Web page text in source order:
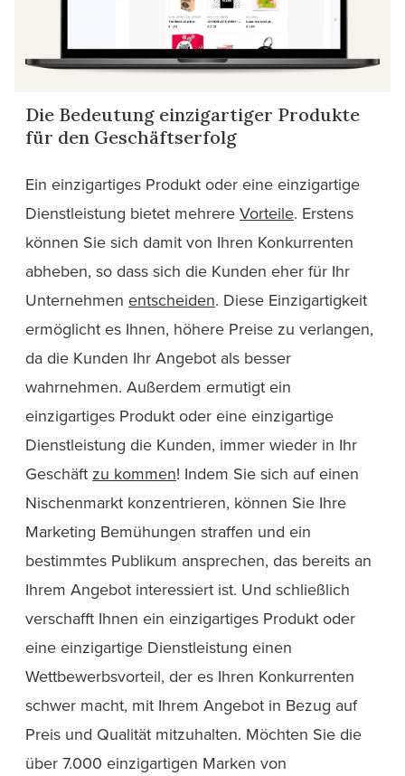
Die Bedeutung einzigartiger Produkte
für den Geschäftserfolg
Ein einzigartiges Produkt oder eine einzigartige
Dienstleistung bietet mehrere Vorteile. Erstens
können Sie sich damit von Ihren Konkurrenten
abheben, so dass sich die Kunden eher für Ihr
Unternehmen entscheiden. Diese Einzigartigkeit
ermöglicht es Ihnen, höhere Preise zu verlangen,
da die Kunden Ihr Angebot als besser
wahrnehmen. Außerdem ermutigt ein
einzigartiges Produkt oder eine einzigartige
Dienstleistung die Kunden, immer wieder in Ihr
Geschäft zu kommen! Indem Sie sich auf einen
Nischenmarkt konzentrieren, können Sie Ihre
Marketing Bemühungen straffen und ein
bestimmtes Publikum ansprechen, das bereits an
Ihrem Angebot interessiert ist. Und schließlich
verschafft Ihnen ein einzigartiges Produkt oder
eine einzigartige Dienstleistung einen
Wettbewerbsvorteil, der es Ihren Konkurrenten
schwer macht, mit Ihrem Angebot in Bezug auf
Preis und Qualität mitzuhalten. Möchten Sie die
über 7.000 einzigartigen Marken von